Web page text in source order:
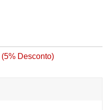
(5% Desconto)